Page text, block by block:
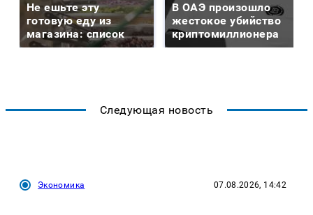
Не ешьте эту
готовую еду из
магазина: список
В ОАЭ произошло
жестокое убийство
криптомиллионера
Следующая новость
Экономика 07.08.2026, 14:42